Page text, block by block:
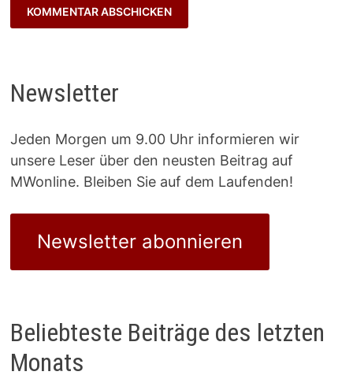
Newsletter
Jeden Morgen um 9.00 Uhr informieren wir
unsere Leser über den neusten Beitrag auf
MWonline. Bleiben Sie auf dem Laufenden!
Newsletter abonnieren
Beliebteste Beiträge des letzten
Monats